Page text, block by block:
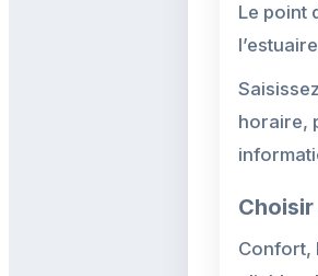
Le point
horaire,
Confort,